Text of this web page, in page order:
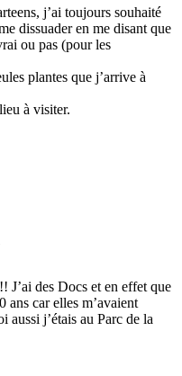
j’ai toujours souhaité
dissuader en me disant que
ou pas (pour les
plantes que j’arrive à
à visiter.
J’ai des Docs et en effet que
ans car elles m’avaient
aussi j’étais au Parc de la